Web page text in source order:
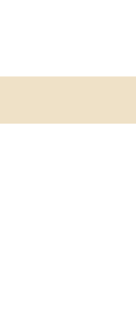
ここからサイト内共通メ
サイト内共通メニューを